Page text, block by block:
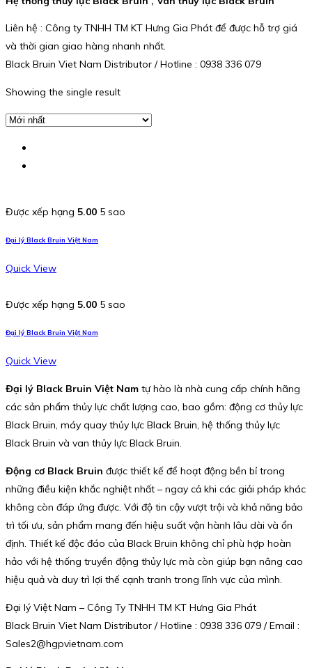
Liên hệ : Công ty TNHH TM KT Hưng Gia Phát để được hỗ trợ giá
và thời gian giao hàng nhanh nhất.
Black Bruin Viet Nam Distributor / Hotline : 0938 336 079
Showing the single result
Được xếp hạng 5.00 5 sao
Đại lý Black Bruin Việt Nam
Quick View
Được xếp hạng 5.00 5 sao
Đại lý Black Bruin Việt Nam
Quick View
Đại lý Black Bruin Việt Nam tự hào là nhà cung cấp chính hãng
các sản phẩm thủy lực chất lượng cao, bao gồm: động cơ thủy lực
Black Bruin, máy quay thủy lực Black Bruin, hệ thống thủy lực
Black Bruin và van thủy lực Black Bruin.
Động cơ Black Bruin được thiết kế để hoạt động bền bỉ trong
những điều kiện khắc nghiệt nhất – ngay cả khi các giải pháp khác
không còn đáp ứng được. Với độ tin cậy vượt trội và khả năng bảo
trì tối ưu, sản phẩm mang đến hiệu suất vận hành lâu dài và ổn
định. Thiết kế độc đáo của Black Bruin không chỉ phù hợp hoàn
hảo với hệ thống truyền động thủy lực mà còn giúp bạn nâng cao
hiệu quả và duy trì lợi thế cạnh tranh trong lĩnh vực của mình.
Đại lý Việt Nam – Công Ty TNHH TM KT Hưng Gia Phát
Black Bruin Viet Nam Distributor / Hotline : 0938 336 079 / Email :
Sales2@hgpvietnam.com